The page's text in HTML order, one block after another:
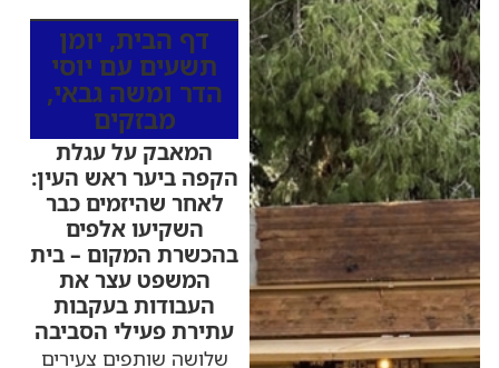
דף הבית, יומן
תשעים עם יוסי
הדר ומשה גבאי,
מבזקים
המאבק על עגלת
הקפה ביער ראש העין:
לאחר שהיזמים כבר
השקיעו אלפים
בהכשרת המקום – בית
המשפט עצר את
העבודות בעקבות
עתירת פעילי הסביבה
שלושה שותפים צעירים